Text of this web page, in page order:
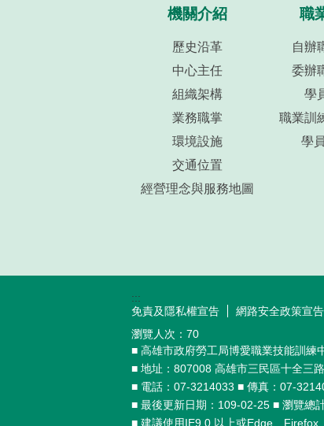
機關介紹
歷史沿革
中心主任
組織架構
業務職掌
環境設施
交通位置
經營理念與服務地圖
職
自辦
委辦
學
職業訓
學
:::
免責及隱私權宣告
網路安全政策宣告
瀏覽人次： 70
■ 高雄市政府勞工局博愛職業技能訓練
■ 地址：807008 高雄市三民區十全三
■ 電話：07-3214033 ■ 傳真：07-
■ 最後更新日期：109-02-25 ■ 瀏覽總
■ 建議使用IE9.0 以上或Edge、